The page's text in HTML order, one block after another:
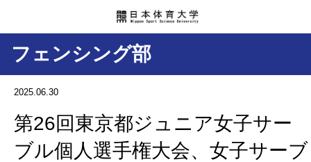
フェンシング部
2025.06.30
第26回東京都ジュニア女子サー
ブル個人選手権大会、女子サーブ